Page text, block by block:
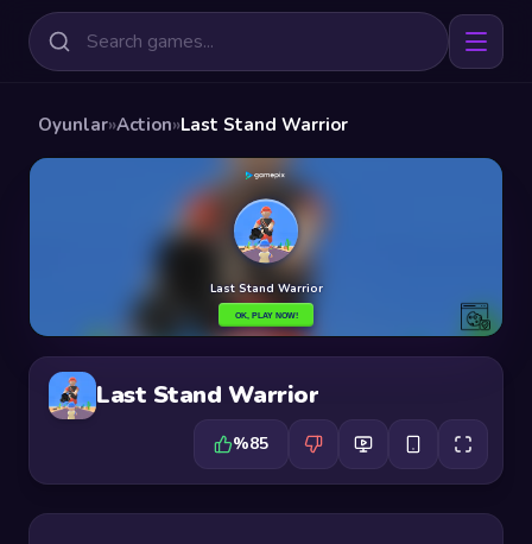
Oyunlar»Action»Last Stand Warrior
Last Stand Warrior
%85